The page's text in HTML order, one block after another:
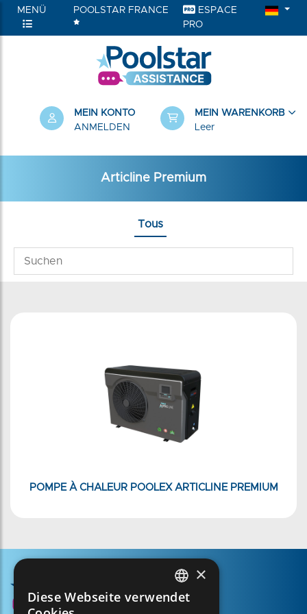
MENÜ POOLSTAR FRANCE
ESPACE
PRO
MEIN KONTO
ANMELDEN
MEIN WARENKORB
Leer
Articline Premium
Tous
POMPE À CHALEUR POOLEX ARTICLINE PREMIUM
FRENCH
×
Diese Webseite verwendet